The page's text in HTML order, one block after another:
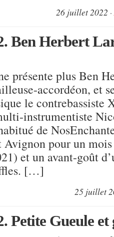
26 juillet 2022
Ben Herbert
présente plus Ben
accordéon, et
le contrebassiste
instrumentiste
de
Avignon pour un
et un avant-goût
[…]
25 juillet
Petite Gueule et